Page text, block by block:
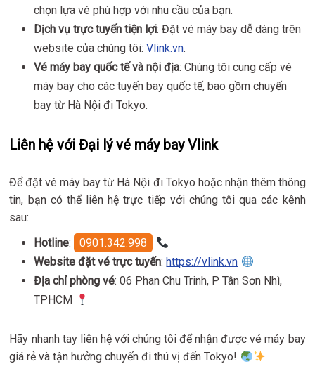
chọn lựa vé phù hợp với nhu cầu của bạn.
Dịch vụ trực tuyến tiện lợi: Đặt vé máy bay dễ dàng trên
website của chúng tôi:Vlink.vn.
Vé máy bay quốc tế và nội địa: Chúng tôi cung cấp vé
máy bay cho các tuyến bay quốc tế, bao gồm chuyến
bay từ Hà Nội đi Tokyo.
Liên hệ với Đại lý vé máy bay Vlink
Để đặt vé máy bay từ Hà Nội đi Tokyo hoặc nhận thêm thông
tin, bạn có thể liên hệ trực tiếp với chúng tôi qua các kênh
sau:
Hotline:
0901.342.998
Website đặt vé trực tuyến: https://vlink.vn
Địa chỉ phòng vé: 06 Phan Chu Trinh, P Tân Sơn Nhì,
TPHCM
Hãy nhanh tay liên hệ với chúng tôi để nhận được vé máy bay
giá rẻ và tận hưởng chuyến đi thú vị đến Tokyo!